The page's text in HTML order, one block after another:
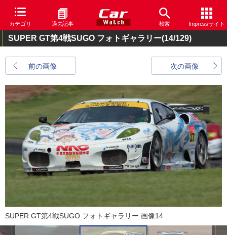
カテゴリ 過去記事 検索 Impressサイト
SUPER GT第4戦SUGO フォトギャラリー(14/129)
前の画像 次の画像
SUPER GT第4戦SUGO フォトギャラリー 画像14